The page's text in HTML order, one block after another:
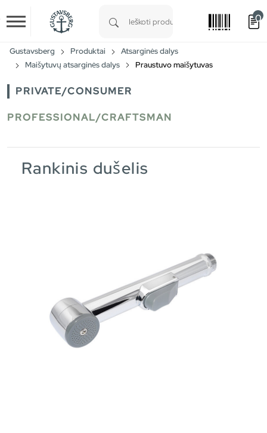
Skip to main content
0
Gustavsberg Produktai
Atsarginės dalys
Maišytuvų atsarginės dalys
Praustuvo maišytuvas
PRIVATE/CONSUMER
PROFESSIONAL/CRAFTSMAN
Rankinis dušelis